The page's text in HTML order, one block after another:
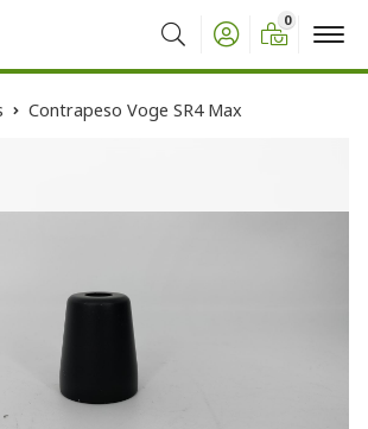
Buscar
0
Contrapeso Voge SR4 Max